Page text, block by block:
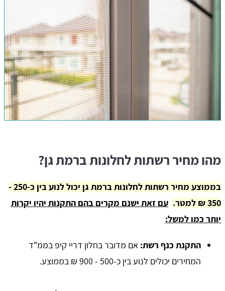
מהו מחיר רשתות לחלונות ברמת גן?
בממוצע מחיר רשתות לחלונות ברמת גן יכול לנוע בין כ-250 -
350 ₪ למטר.
. עם זאת ישנם מקרים בהם התקנות יהיו יקרות
יותר כמו למשל:
התקנת כנף רשת: אם מדובר בחלון דריי קיפ בממ"ד
המחירים יכולים לנוע בין כ-500 - 900 ₪ בממוצע.